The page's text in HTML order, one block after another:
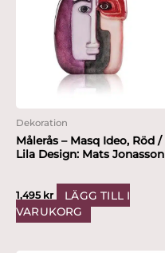
Dekoration
Målerås – Masq Ideo, Röd /
Lila Design: Mats Jonasson
1,495 kr
LÄGG TILL I
VARUKORG